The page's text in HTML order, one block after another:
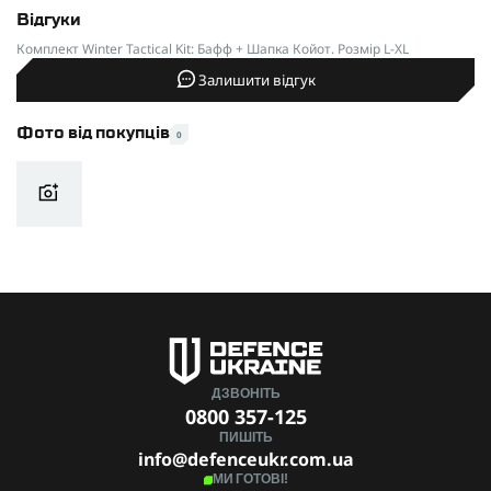
Відгуки
Комплект Winter Tactical Kit: Бафф + Шапка Койот. Розмір L-XL
Залишити відгук
Фото від покупців 0
ДЗВОНІТЬ
0800 357-125
ПИШІТЬ
info@defenceukr.com.ua
МИ ГОТОВІ!